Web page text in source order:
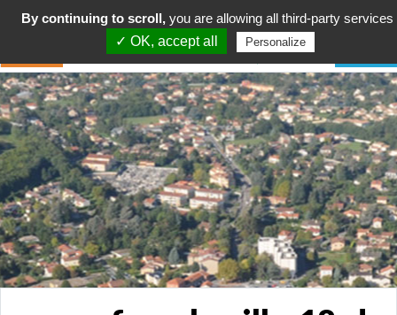
By continuing to scroll, you are allowing all third-party services
✓ OK, accept all
Personalize